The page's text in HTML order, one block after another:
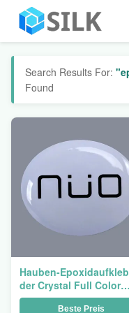
Search Results For:
Found
Hauben-
der Crystal Full Color
druckt Gewohnheit
Beste Preis